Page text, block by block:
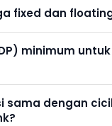
fixed dan
minimum untuk
sama dengan